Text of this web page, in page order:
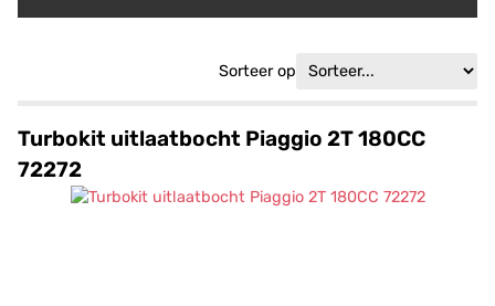
Sorteer op
Turbokit uitlaatbocht Piaggio 2T 180CC
72272